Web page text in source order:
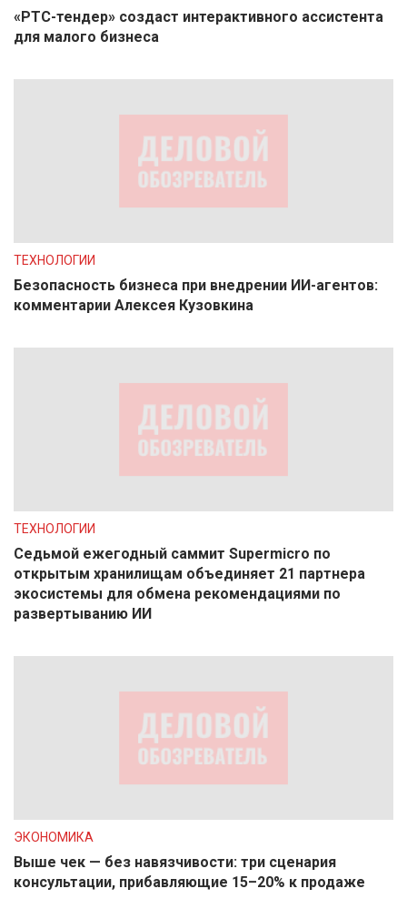
«РТС-тендер» создаст интерактивного ассистента
для малого бизнеса
ТЕХНОЛОГИИ
Безопасность бизнеса при внедрении ИИ-агентов:
комментарии Алексея Кузовкина
ТЕХНОЛОГИИ
Седьмой ежегодный саммит Supermicro по
открытым хранилищам объединяет 21 партнера
экосистемы для обмена рекомендациями по
развертыванию ИИ
ЭКОНОМИКА
Выше чек — без навязчивости: три сценария
консультации, прибавляющие 15–20% к продаже